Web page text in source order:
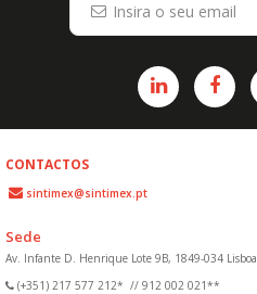
CONTACTOS
sintimex@sintimex.pt
Sede
Av. Infante D. Henrique Lote 9B, 1849-034 Lisboa
(+351) 217 577 212* // 912 002 021**